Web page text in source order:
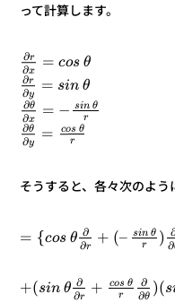
って計算します。
∂r
∂x = cos θ
∂r
∂y = sin θ
∂θ
∂x = − sin θ
r
∂θ
∂y = cos θ
r
そうすると、各々次のよう
= {cos θ ∂
∂r + (– sin θ
r ) ∂
+(sin θ ∂
∂r + cos θ
r
∂
∂θ )(s